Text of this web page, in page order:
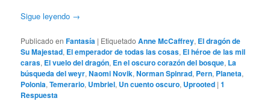
Sigue leyendo →
Publicado en Fantasía | Etiquetado Anne McCaffrey, El dragón de
Su Majestad, El emperador de todas las cosas, El héroe de las mil
caras, El vuelo del dragón, En el oscuro corazón del bosque, La
búsqueda del weyr,Naomi Novik,Norman Spinrad, Pern, Planeta,
Polonia,Temerario, Umbriel, Un cuento oscuro, Uprooted |1
Respuesta